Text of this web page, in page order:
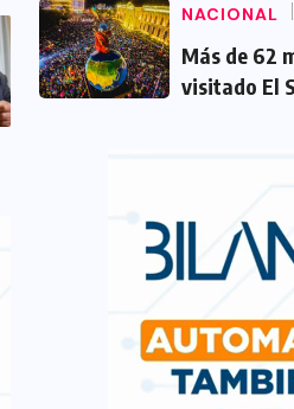
NACIONAL
Más de 62
visitado El